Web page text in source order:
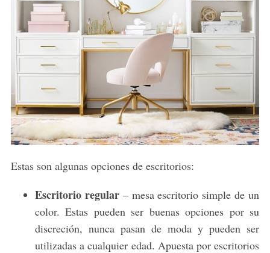
Estas son algunas opciones de escritorios:
Escritorio regular– mesa escritorio simple de un
color. Estas pueden ser buenas opciones por su
discreción, nunca pasan de moda y pueden ser
utilizadas a cualquier edad. Apuesta por escritorios